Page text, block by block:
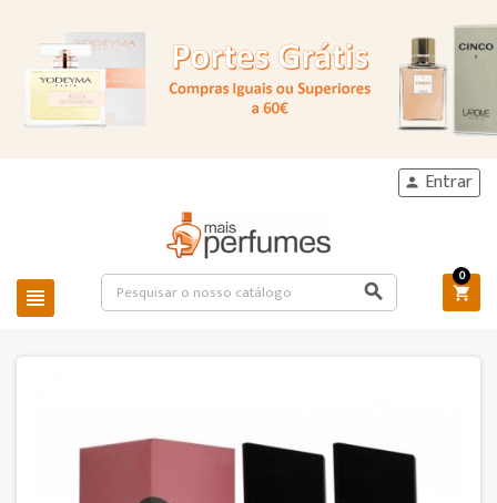
 
 Entrar

0